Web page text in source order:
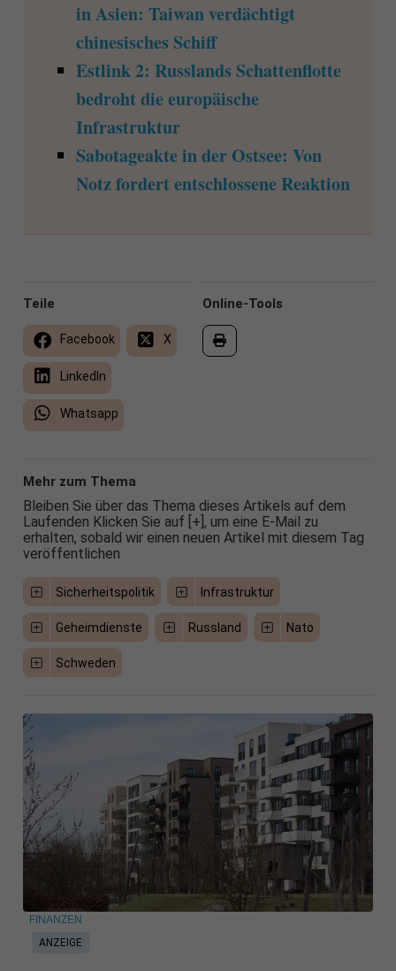
in Asien: Taiwan verdächtigt
chinesisches Schiff
Estlink 2: Russlands Schattenflotte
bedroht die europäische
Infrastruktur
Sabotageakte in der Ostsee: Von
Notz fordert entschlossene Reaktion
Online-Tools
Teile
Facebook X
LinkedIn
Whatsapp
Mehr zum Thema
Bleiben Sie über das Thema dieses Artikels auf dem
Laufenden Klicken Sie auf [+], um eine E-Mail zu
erhalten, sobald wir einen neuen Artikel mit diesem Tag
veröffentlichen
Sicherheitspolitik Infrastruktur
Geheimdienste Russland Nato
Schweden
ANZEIGE
FINANZEN